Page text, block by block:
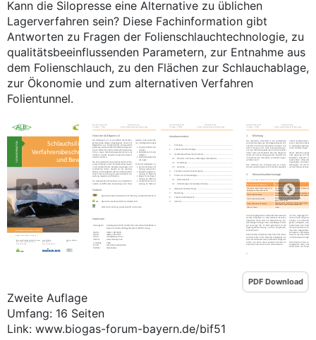
Kann die Silopresse eine Alternative zu üblichen
Lagerverfahren sein? Diese Fachinformation gibt
Antworten zu Fragen der Folienschlauchtechnologie, zu
qualitätsbeeinflussenden Parametern, zur Entnahme aus
dem Folienschlauch, zu den Flächen zur Schlauchablage,
zur Ökonomie und zum alternativen Verfahren
Folientunnel.
PDF Download
Zweite Auflage
Umfang: 16 Seiten
Link: www.biogas-forum-bayern.de/bif51